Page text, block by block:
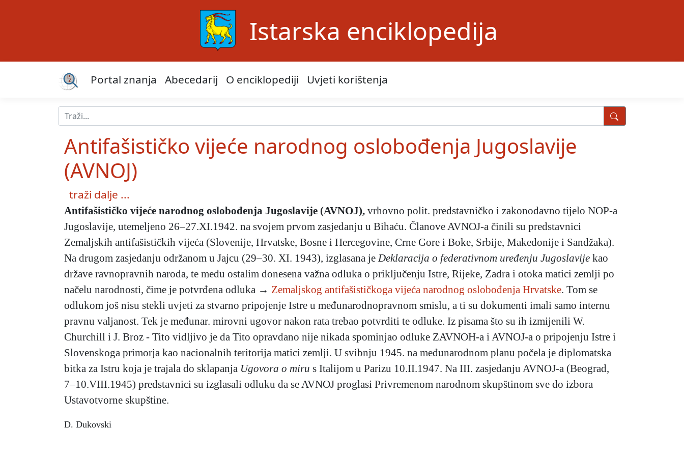
Istarska enciklopedija
Portal znanja Abecedarij O enciklopediji Uvjeti korištenja
Antifašističko vijeće narodnog oslobođenja Jugoslavije
(AVNOJ)
traži dalje ...
Antifašističko vijeće narodnog oslobođenja Jugoslavije (AVNOJ), vrhovno polit. predstavničko i zakonodavno tijelo NOP-a
Jugoslavije, utemeljeno 26–27.XI.1942. na svojem prvom zasjedanju u Bihaću. Članove AVNOJ-a činili su predstavnici
Zemaljskih antifašističkih vijeća (Slovenije, Hrvatske, Bosne i Hercegovine, Crne Gore i Boke, Srbije, Makedonije i Sandžaka).
Na drugom zasjedanju održanom u Jajcu (29–30. XI. 1943), izglasana je Deklaracija o federativnom uređenju Jugoslavije kao
države ravnopravnih naroda, te među ostalim donesena važna odluka o priključenju Istre, Rijeke, Zadra i otoka matici zemlji po
načelu narodnosti, čime je potvrđena odluka → Zemaljskog antifašističkoga vijeća narodnog oslobođenja Hrvatske. Tom se
odlukom još nisu stekli uvjeti za stvarno pripojenje Istre u međunarodnopravnom smislu, a ti su dokumenti imali samo internu
pravnu valjanost. Tek je međunar. mirovni ugovor nakon rata trebao potvrditi te odluke. Iz pisama što su ih izmijenili W.
Churchill i J. Broz - Tito vidljivo je da Tito opravdano nije nikada spominjao odluke ZAVNOH-a i AVNOJ-a o pripojenju Istre i
Slovenskoga primorja kao nacionalnih teritorija matici zemlji. U svibnju 1945. na međunarodnom planu počela je diplomatska
bitka za Istru koja je trajala do sklapanja Ugovora o miru s Italijom u Parizu 10.II.1947. Na III. zasjedanju AVNOJ-a (Beograd,
7–10.VIII.1945) predstavnici su izglasali odluku da se AVNOJ proglasi Privremenom narodnom skupštinom sve do izbora
Ustavotvorne skupštine.
D. Dukovski